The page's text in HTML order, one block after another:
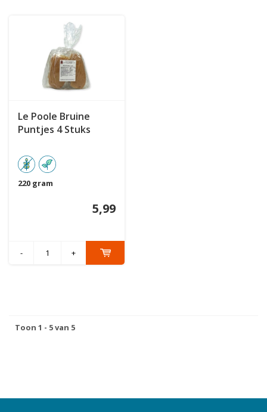
Le Poole Bruine
Puntjes 4 Stuks
220 gram
5,99
- +
Toon 1 - 5 van 5